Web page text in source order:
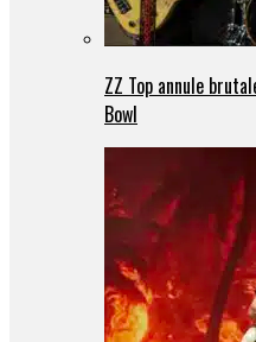
ZZ Top annule
Bowl